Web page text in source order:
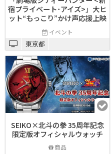
宿プライベート･アイズ>」大ヒ
ット“もっこり”かけ声応援上映
イベント
東京都
SEIKO×北斗の拳 35周年記念
限定版オフィシャルウォッチ
商品